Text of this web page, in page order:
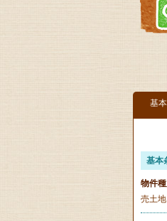
基
基本
物件種
売土